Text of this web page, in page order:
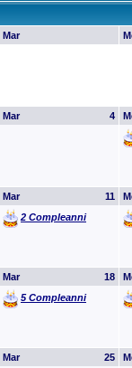
Mar
4
Mar
11
Mar
2 Compleanni
18
Mar
5 Compleanni
25
Mar